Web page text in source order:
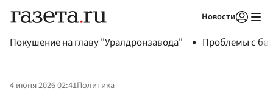
Новости
Покушение на главу "Уралдронзавода" Проблемы с
4 июня 2026 02:41Политика